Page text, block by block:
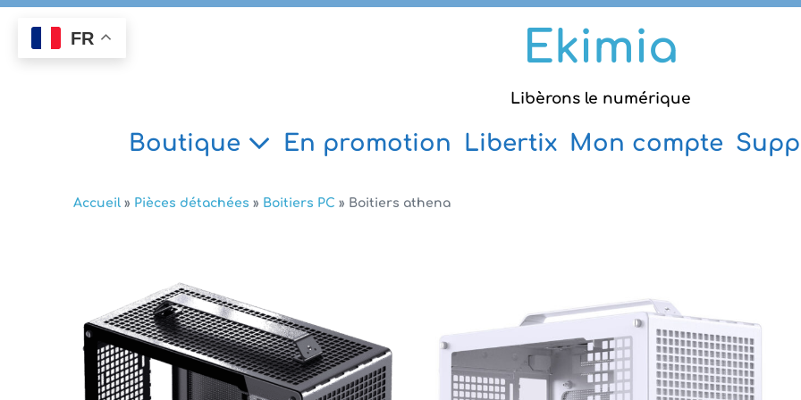
Aller
contenu
Ekimia
Libèrons le numérique
Boutique En promotion Libertix Mon compte
Accueil » Pièces détachées » Boitiers PC » Boitiers athena
FR